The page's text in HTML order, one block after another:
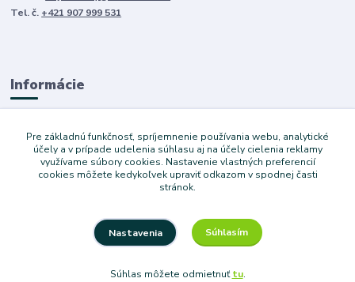
Tel. č. +421 907 999 531
Informácie
O nás
Obchodné podmienky
Ochrana súkromia
Služby
Vytvorené na
Eshop-rychlo.sk
Pre základnú funkčnosť, spríjemnenie používania webu, analytické
účely a v prípade udelenia súhlasu aj na účely cielenia reklamy
využívame súbory cookies. Nastavenie vlastných preferencií
cookies môžete kedykoľvek upraviť odkazom v spodnej časti
stránok.
Nastavenia Súhlasím
Súhlas môžete odmietnuťtu.